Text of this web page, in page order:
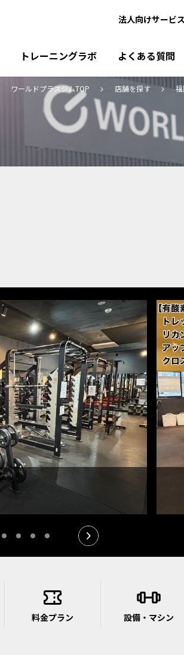
法人向けサービス
トレーニングラボ よくある質問
ワールドプラスジムTOP 店舗を探す
料金プラン 設備・マシン